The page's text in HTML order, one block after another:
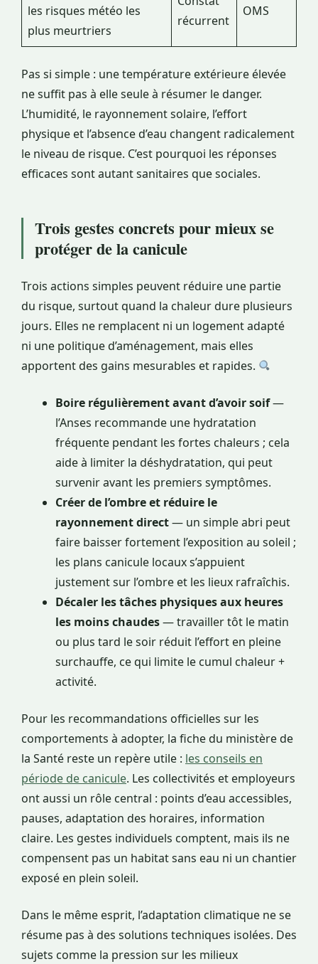
les risques météo les
plus meurtriers
récurrent
OMS
Pas si simple : une température extérieure élevée
ne suffit pas à elle seule à résumer le danger.
L’humidité, le rayonnement solaire, l’effort
physique et l’absence d’eau changent radicalement
le niveau de risque. C’est pourquoi les réponses
efficaces sont autant sanitaires que sociales.
Trois gestes concrets pour mieux se
protéger de la canicule
Trois actions simples peuvent réduire une partie
du risque, surtout quand la chaleur dure plusieurs
jours. Elles ne remplacent ni un logement adapté
ni une politique d’aménagement, mais elles
apportent des gains mesurables et rapides.
Boire régulièrement avant d’avoir soif—
l’Anses recommande une hydratation
fréquente pendant les fortes chaleurs ; cela
aide à limiter la déshydratation, qui peut
survenir avant les premiers symptômes.
Créer de l’ombre et réduire le
rayonnement direct— un simple abri peut
faire baisser fortement l’exposition au soleil ;
les plans canicule locaux s’appuient
justement sur l’ombre et les lieux rafraîchis.
Décaler les tâches physiques aux heures
les moins chaudes— travailler tôt le matin
ou plus tard le soir réduit l’effort en pleine
surchauffe, ce qui limite le cumul chaleur +
activité.
Pour les recommandations officielles sur les
comportements à adopter, la fiche du ministère de
la Santé reste un repère utile : les conseils en
période de canicule. Les collectivités et employeurs
ont aussi un rôle central : points d’eau accessibles,
pauses, adaptation des horaires, information
claire. Les gestes individuels comptent, mais ils ne
compensent pas un habitat sans eau ni un chantier
exposé en plein soleil.
Dans le même esprit, l’adaptation climatique ne se
résume pas à des solutions techniques isolées. Des
sujets comme la pression sur les milieux